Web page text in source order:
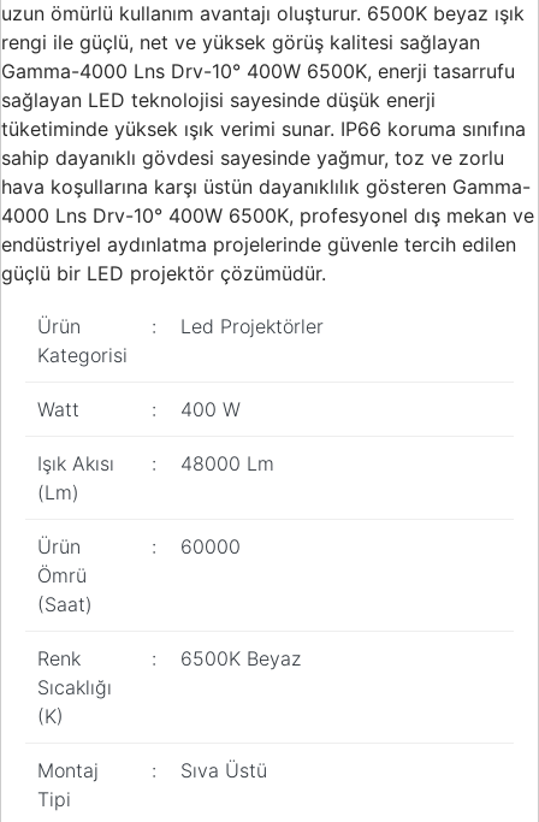
uzun ömürlü kullanım avantajı oluşturur. 6500K beyaz ışık
rengi ile güçlü, net ve yüksek görüş kalitesi sağlayan
Gamma-4000 Lns Drv-10° 400W 6500K, enerji tasarrufu
sağlayan LED teknolojisi sayesinde düşük enerji
tüketiminde yüksek ışık verimi sunar. IP66 koruma sınıfına
sahip dayanıklı gövdesi sayesinde yağmur, toz ve zorlu
hava koşullarına karşı üstün dayanıklılık gösteren Gamma-
4000 Lns Drv-10° 400W 6500K, profesyonel dış mekan ve
endüstriyel aydınlatma projelerinde güvenle tercih edilen
güçlü bir LED projektör çözümüdür.
Ürün
Kategorisi
: Led Projektörler
Watt : 400 W
Işık Akısı
(Lm)
: 48000 Lm
Ürün
Ömrü
(Saat)
: 60000
Renk
Sıcaklığı
(K)
: 6500K Beyaz
Montaj
Tipi
: Sıva Üstü